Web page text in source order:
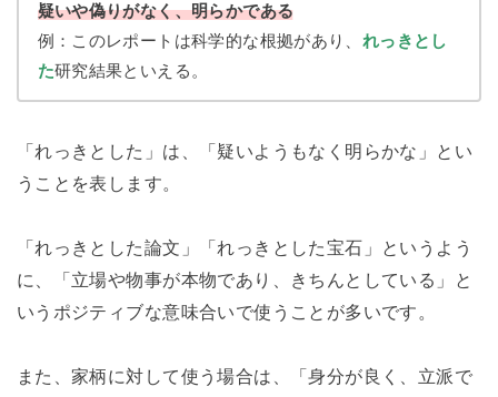
疑いや偽りがなく、明らかである
例：このレポートは科学的な根拠があり、 れっきとし
た研究結果といえる。
「れっきとした」は、「疑いようもなく明らかな」とい
うことを表します。
「れっきとした論文」「れっきとした宝石」というよう
に、「立場や物事が本物であり、きちんとしている」と
いうポジティブな意味合いで使うことが多いです。
また、家柄に対して使う場合は、「身分が良く、立派で